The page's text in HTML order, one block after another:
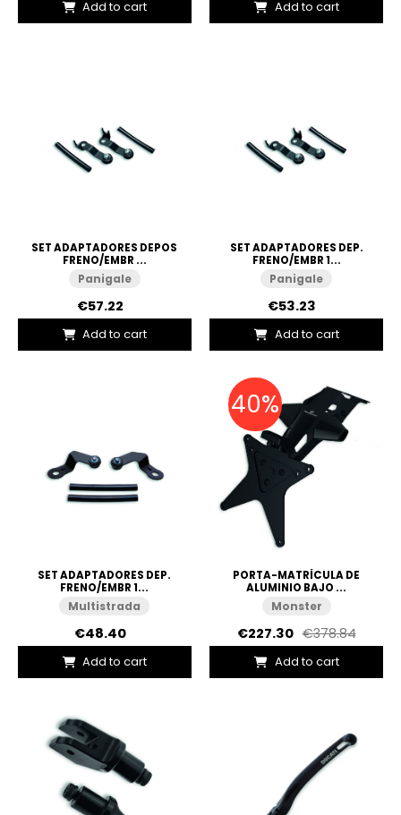
Add to cart Add to cart
SET ADAPTADORES DEPOS
FRENO/EMBR ...
Panigale
€57.22
Add to cart
SET ADAPTADORES DEP.
FRENO/EMBR 1...
Panigale
€53.23
Add to cart
SET ADAPTADORES DEP.
FRENO/EMBR 1...
Multistrada
€48.40
Add to cart
PORTA-MATRÍCULA DE
ALUMINIO BAJO ...
Monster
€227.30 €378.84
Add to cart
40%